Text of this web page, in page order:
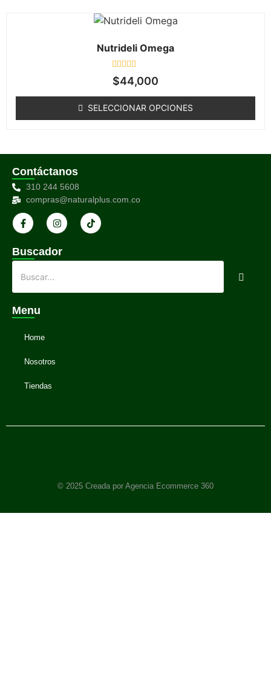
Nutrideli Omega
Valorado
en
de
5
$44,000
SELECCIONAR OPCIONES
Contáctanos
310 244 5608
compras@naturalplus.com.co
Buscador
Menu
Home
Nosotros
Tiendas
© 2025 Creada por Agencia Ecommerce 360